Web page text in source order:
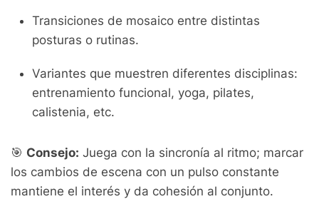
Transiciones de mosaico entre distintas
posturas o rutinas.
Variantes que muestren diferentes disciplinas:
entrenamiento funcional, yoga, pilates,
calistenia, etc.
🎯 Consejo: Juega con la sincronía al ritmo; marcar
los cambios de escena con un pulso constante
mantiene el interés y da cohesión al conjunto.